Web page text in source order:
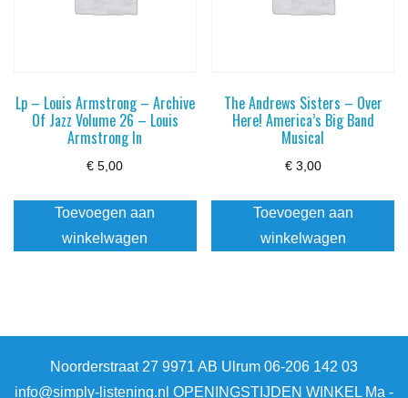
Lp – Louis Armstrong – Archive
Of Jazz Volume 26 – Louis
Armstrong In
€ 5,00
Toevoegen aan
winkelwagen
The Andrews Sisters – Over
Here! America’s Big Band
Musical
€3,00
Toevoegen aan
winkelwagen
Noorderstraat 27 9971 AB Ulrum 06-206 142 03
info@simply-listening.nl OPENINGSTIJDEN WINKEL Ma -